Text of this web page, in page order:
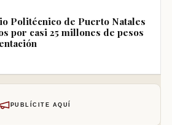
Politécnico de Puerto Natales
por casi 25 millones de pesos
PUBLÍCITE AQUÍ